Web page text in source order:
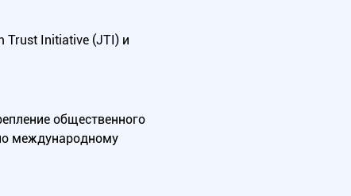
Trust Initiative (JTI) и
общественного
международному